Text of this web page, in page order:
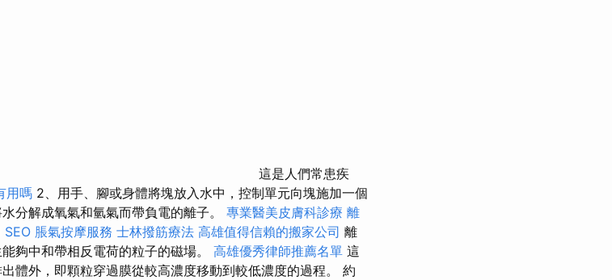
這是人們常患疾
用嗎 2、用手、腳或身體將塊放入水中，控制單元向塊施加一個
分解成氧氣和氫氣而帶負電的離子。 專業醫美皮膚科診療 離
SEO 脹氣按摩服務 士林撥筋療法 高雄值得信賴的搬家公司 離
夠中和帶相反電荷的粒子的磁場。 高雄優秀律師推薦名單 這
體外，即顆粒穿過膜從較高濃度移動到較低濃度的過程。 約